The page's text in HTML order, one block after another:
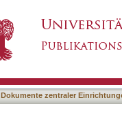
Dokumente zentraler